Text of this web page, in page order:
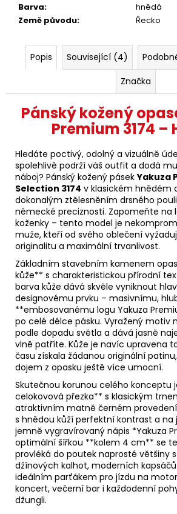
Barva:
hnědá
Země původu: Řecko
Popis Související (4)
Značka
Pánský kožený
Premium 3174 –
Hledáte poctivý, odolný a vizuálně
spolehlivě podrží váš outfit a dodá
náboj? Pánský kožený pásekYakuza
Selection 3174 v klasickém hnědém
dokonalým ztělesněním drsného
německé preciznosti. Zapomeňte na
koženky – tento model je
muže, kteří od svého oblečení
originalitu a maximální trvanlivost.
Základním stavebním kamenem
kůže** s charakteristickou přírodní
barva kůže dává skvěle vyniknout
designovému prvku – masivnímu,
**embosovanému logu Yakuza
po celé délce pásku. Vyražený motiv
podle dopadu světla a dává jasně
vlně patříte. Kůže je navíc upravena
času získala žádanou originální
dojem z opasku ještě více umocní.
Skutečnou korunou celého konceptu
celokovová přezka** s klasickým
atraktivním matně černém
s hnědou kůží perfektní kontrast a
jemně vygravírovaný nápis *Yakuza
optimální šířkou **kolem 4 cm** se
provléká do poutek naprosté většiny
džínových kalhot, moderních
ideálním parťákem pro jízdu na
koncert, večerní bar i každodenní
džungli.